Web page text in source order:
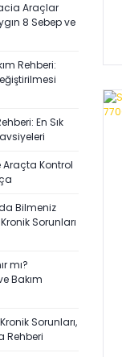
Araçlar
8 Sebep ve
Rehberi:
En Sık
Araçta Kontrol
Bilmeniz
Sorunları
mı?
Bakım
Sorunları,
Rehberi